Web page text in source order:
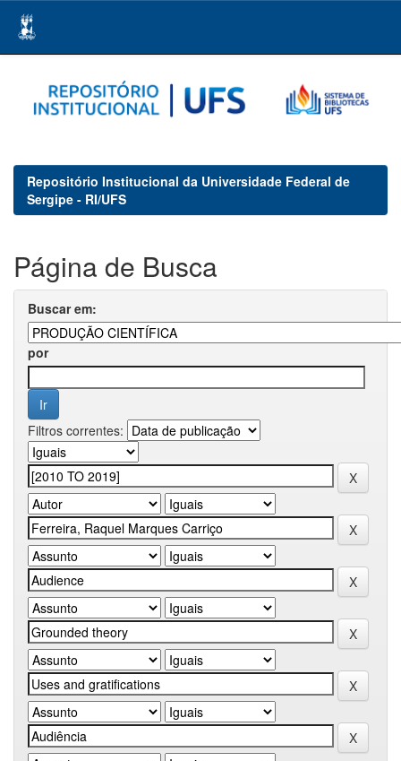
navigation
Repositório Institucional da Universidade Federal de
Sergipe - RI/UFS
Página de Busca
Buscar em:
por
Filtros correntes: